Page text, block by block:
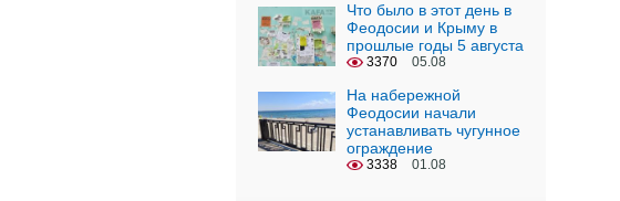
Что было в этот день в
Феодосии и Крыму в
прошлые годы 5 августа
3370 05.08
На набережной
Феодосии начали
устанавливать чугунное
ограждение
3338 01.08